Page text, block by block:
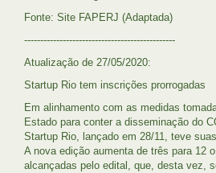
Fonte: Site FAPERJ (Adaptada)
-----------------------------------------------
Atualização de 27/05/2020:
Startup Rio tem inscrições prorrogadas
Em alinhamento com as medidas
Estado para conter a disseminação do
Startup Rio, lançado em 28/11, teve
A nova edição aumenta de três para 12
alcançadas pelo edital, que, desta vez,